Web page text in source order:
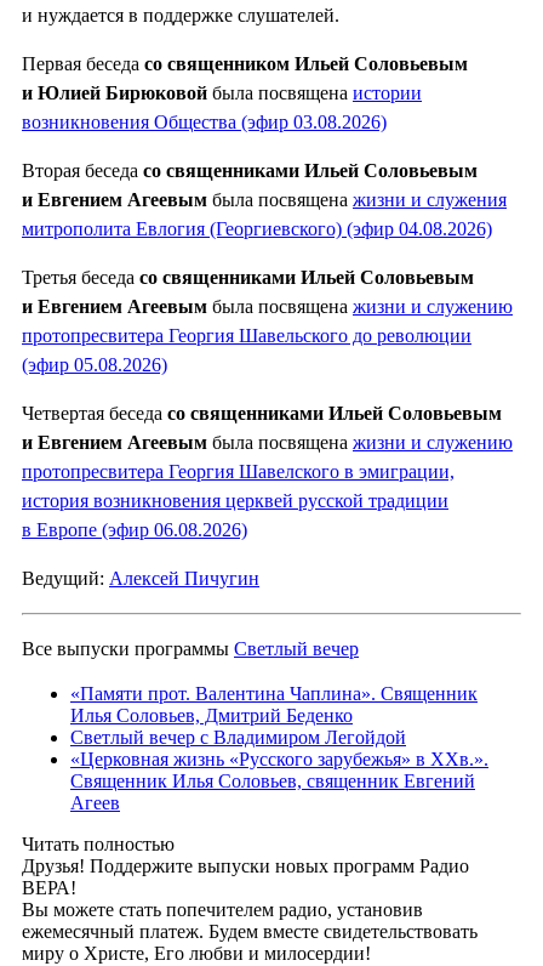
и нуждается в поддержке слушателей.
Первая беседа со священником Ильей Соловьевым
и Юлией Бирюковой была посвящена истории
возникновения Общества (эфир 03.08.2026)
Вторая беседа со священниками Ильей Соловьевым
и Евгением Агеевым была посвящена жизни и служения
митрополита Евлогия (Георгиевского) (эфир 04.08.2026)
Третья беседа со священниками Ильей Соловьевым
и Евгением Агеевым была посвящена жизни и служению
протопресвитера Георгия Шавельского до революции
(эфир 05.08.2026)
Четвертая беседа со священниками Ильей Соловьевым
и Евгением Агеевым была посвящена жизни и служению
протопресвитера Георгия Шавелского в эмиграции,
история возникновения церквей русской традиции
в Европе (эфир 06.08.2026)
Ведущий: Алексей Пичугин
Все выпуски программы Светлый вечер
«Памяти прот. Валентина Чаплина». Священник
Илья Соловьев, Дмитрий Беденко
Светлый вечер с Владимиром Легойдой
«Церковная жизнь «Русского зарубежья» в ХХв.».
Священник Илья Соловьев, священник Евгений
Агеев
Читать полностью
Друзья! Поддержите выпуски новых программ Радио
ВЕРА!
Вы можете стать попечителем радио, установив
ежемесячный платеж. Будем вместе свидетельствовать
миру о Христе, Его любви и милосердии!